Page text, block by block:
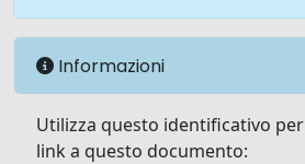
Informazioni
Utilizza questo identificativo
link a questo documento: